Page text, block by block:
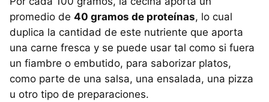
promedio de 40 gramos de proteínas, lo cual
duplica la cantidad de este nutriente que aporta
una carne fresca y se puede usar tal como si fuera
un fiambre o embutido, para saborizar platos,
como parte de una salsa, una ensalada, una pizza
u otro tipo de preparaciones.